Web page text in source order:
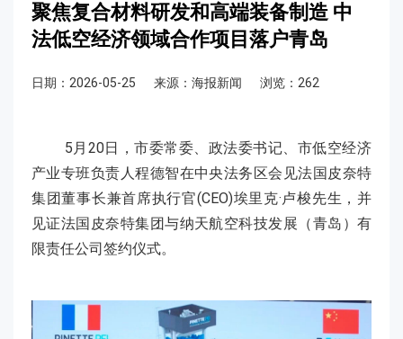
聚焦复合材料研发和高端装备制造 中
法低空经济领域合作项目落户青岛
日期：2026-05-25 来源：海报新闻 浏览：262
5月20日，市委常委、政法委书记、市低空经济
产业专班负责人程德智在中央法务区会见法国皮奈特
集团董事长兼首席执行官(CEO)埃里克·卢梭先生，并
见证法国皮奈特集团与纳天航空科技发展（青岛）有
限责任公司签约仪式。